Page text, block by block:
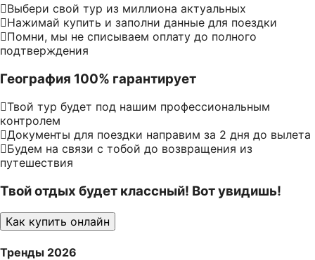
Выбери свой тур из миллиона актуальных
Нажимай купить и заполни данные для поездки
Помни, мы не списываем оплату до полного
подтверждения
География 100% гарантирует
Твой тур будет под нашим профессиональным
контролем
Документы для поездки направим за 2 дня до вылета
Будем на связи с тобой до возвращения из
путешествия
Твой отдых будет классный! Вот увидишь!
Как купить онлайн
Тренды 2026